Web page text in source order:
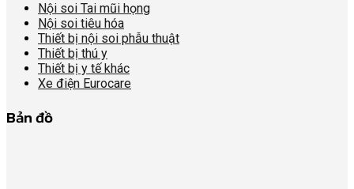
Nội soi Tai mũi họng
Nội soi tiêu hóa
Thiết bị nội soi phẫu thuật
Thiết bị thú y
Thiết bị y tế khác
Xe điện Eurocare
Bản đồ